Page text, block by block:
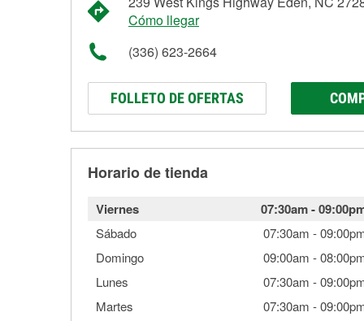
Cómo llegar
(336) 623-2664
FOLLETO DE OFERTAS
Horario de tienda
Viernes 07:30am-
Sábado 07:30am -
Domingo
09:00am -
Lunes
07:30am -
Martes
07:30am -